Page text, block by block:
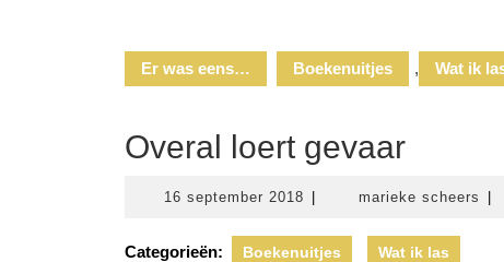
Er was eens… Boekenuitjes , Wat ik
Overal loert gevaar
16 september 2018 16
2018
marieke scheers
Categorieën: Boekenuitjes Wat ik las